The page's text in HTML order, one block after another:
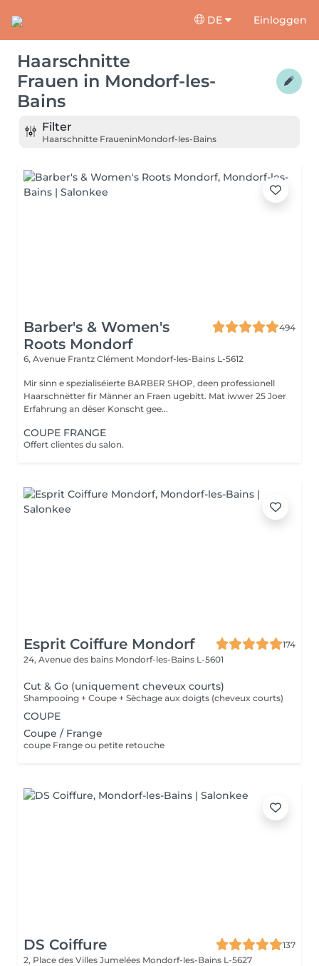
DE Einloggen
Haarschnitte
Frauen in Mondorf-les-
Bains
Filter
Haarschnitte FraueninMondorf-les-Bains
Barber's & Women's
Roots Mondorf
494
6, Avenue Frantz Clément Mondorf-les-Bains L-5612
Mir sinn e spezialiséierte BARBER SHOP, deen professionell
Haarschnëtter fir Männer an Fraen ugebitt. Mat iwwer 25 Joer
Erfahrung an dëser Konscht gee...
COUPE FRANGE
Offert clientes du salon.
Esprit Coiffure Mondorf
174
24, Avenue des bains Mondorf-les-Bains L-5601
Cut & Go (uniquement cheveux courts)
Shampooing + Coupe + Sèchage aux doigts (cheveux courts)
COUPE
Coupe / Frange
coupe Frange ou petite retouche
DS Coiffure
137
2, Place des Villes Jumelées Mondorf-les-Bains L-5627